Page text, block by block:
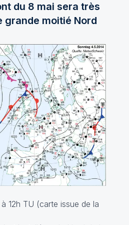
du 8 mai sera très
grande moitié Nord
12h TU (carte issue de la